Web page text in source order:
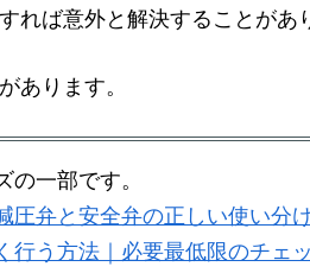
れば意外と解決することが
あります。
一部です。
圧弁と安全弁の正しい使い分
行う方法｜必要最低限のチェ